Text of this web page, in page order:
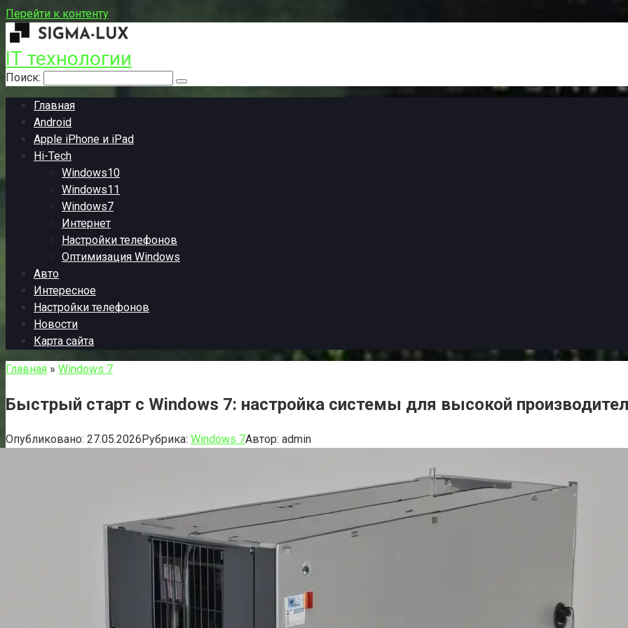
Перейти к контенту
IT технологии
Поиск:
Главная
Android
Apple iPhone и iPad
Hi-Tech
Windows10
Windows11
Windows7
Интернет
Настройки телефонов
Оптимизация Windows
Авто
Интересное
Настройки телефонов
Новости
Карта сайта
Главная » Windows 7
Быстрый старт с Windows 7: настройка системы для высокой
Опубликовано: 27.05.2026Рубрика: Windows 7Автор: admin